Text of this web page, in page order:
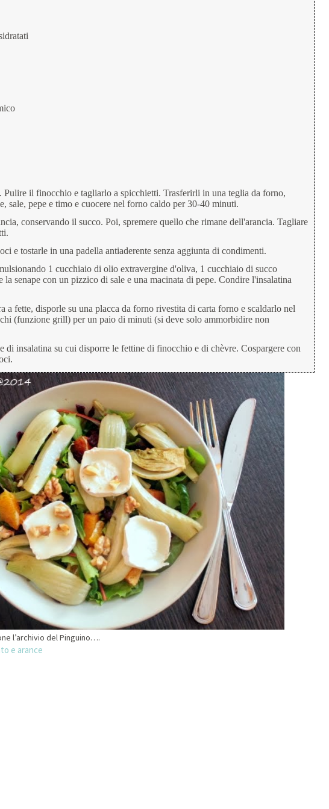
Pulire il finocchio e tagliarlo a spicchietti. Trasferirli in una teglia da forno,
sale, pepe e timo e cuocere nel forno caldo per 30-40 minuti.
conservando il succo. Poi, spremere quello che rimane dell'arancia. Tagliare
e tostarle in una padella antiaderente senza aggiunta di condimenti.
1 cucchiaio di olio extravergine d'oliva, 1 cucchiaio di succo
la senape con un pizzico di sale e una macinata di pepe. Condire l'insalatina
a fette, disporle su una placca da forno rivestita di carta forno e scaldarlo nel
(funzione grill) per un paio di minuti (si deve solo ammorbidire non
di insalatina su cui disporre le fettine di finocchio e di chèvre. Cospargere con
l’archivio del Pinguino….
e arance